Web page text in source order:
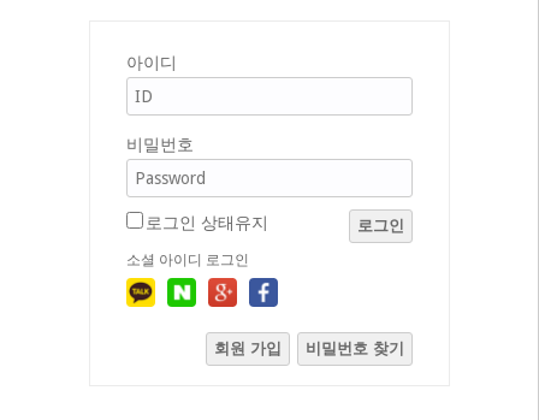
아이디
비밀번호
로그인 상태유지 로그인
소셜 아이디 로그인
회원 가입 비밀번호 찾기